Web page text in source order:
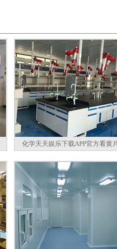
化学天天娱乐下载APP官方看黄